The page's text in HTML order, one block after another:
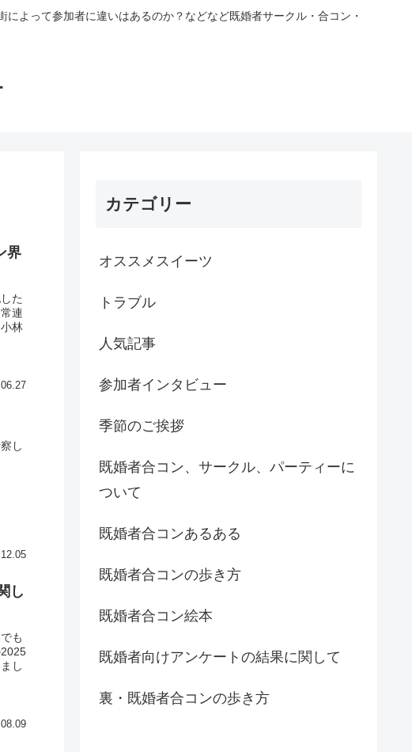
よって参加者に違いはあるのか？などなど既婚者サークル・合コン・
界
た
連
林
し
し
も
し
カテゴリー
オススメスイーツ
トラブル
人気記事
参加者インタビュー
季節のご挨拶
既婚者合コン、サークル、パーティーに
ついて
既婚者合コンあるある
既婚者合コンの歩き方
既婚者合コン絵本
既婚者向けアンケートの結果に関して
裏・既婚者合コンの歩き方